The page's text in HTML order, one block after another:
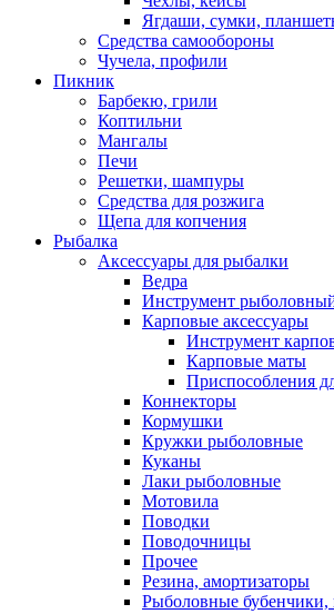
Ягдаши, сумки,
Средства самообороны
Чучела, профили
Пикник
Барбекю, грили
Коптильни
Мангалы
Печи
Решетки, шампуры
Средства для розжига
Щепа для копчения
Рыбалка
Аксессуары для рыбалки
Ведра
Инструмент
Карповые аксессуары
Инструмент
Карповые маты
Приспособления
Коннекторы
Кормушки
Кружки рыболовные
Куканы
Лаки рыболовные
Мотовила
Поводки
Поводочницы
Прочее
Резина, амортизаторы
Рыболовные бубенчики,